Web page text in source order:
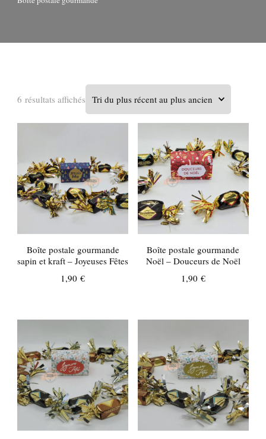
6 résultats affichés Trié
du
au
plus
ancien
Boîte postale gourmande
sapin et kraft – Joyeuses Fêtes
1,90€
Boîte postale gourmande
Noël – Douceurs de Noël
1,90 €